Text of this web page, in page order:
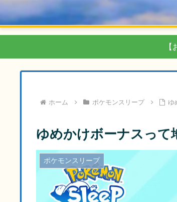
ホーム ポケモンスリープ ゆ
ゆめかけボーナスって
ポケモンスリープ